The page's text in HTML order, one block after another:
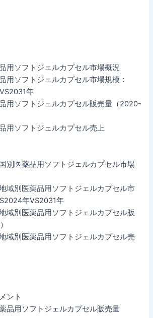
用ソフトジェルカプセル市場概況
用ソフトジェルカプセル市場規模：
年
用ソフトジェルカプセル販売量（2020-
用ソフトジェルカプセル売上
別医薬品用ソフトジェルカプセル市場
域別医薬品用ソフトジェルカプセル市
年VS2031年
域別医薬品用ソフトジェルカプセル販
域別医薬品用ソフトジェルカプセル売
ント
品用ソフトジェルカプセル販売量